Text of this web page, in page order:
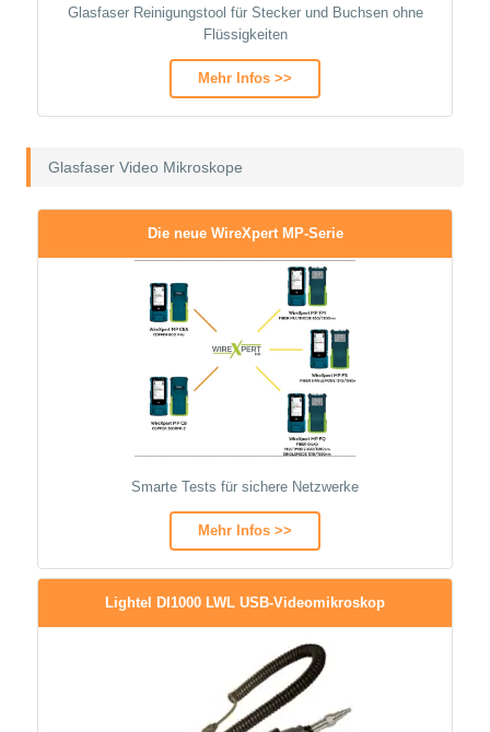
Glasfaser Reinigungstool für Stecker und Buchsen ohne
Flüssigkeiten
Mehr Infos >>
Glasfaser Video Mikroskope
Die neue WireXpert MP-Serie
Smarte Tests für sichere Netzwerke
Mehr Infos >>
Lightel DI1000 LWL USB-Videomikroskop